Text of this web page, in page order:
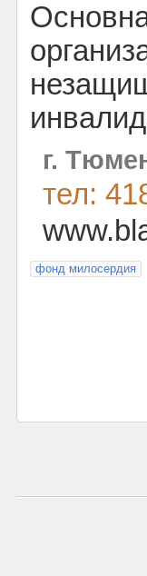
г.
тел:
фонд милосердия